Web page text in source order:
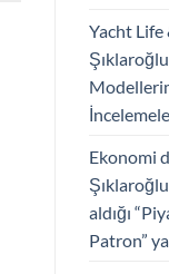
Yacht Life
Ekonomi
aldığı
Patron”